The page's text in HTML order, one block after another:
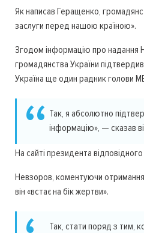
Як написав Геращенко,
заслуги перед нашою країною».
Згодом інформацію про надання
громадянства України
Україна ще один радник голови
Так, я абсолютно
інформацію», — сказав
На сайті президента
Невзоров, коментуючи
він «встає на бік жертви».
Так, стати поряд з тим,